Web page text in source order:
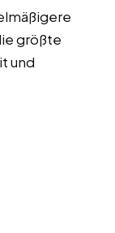
größte
und